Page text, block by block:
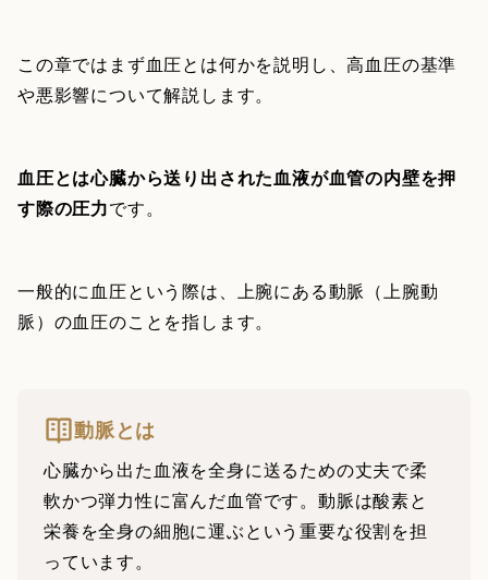
この章ではまず血圧とは何かを説明し、高血圧の基準
や悪影響について解説します。
血圧とは心臓から送り出された血液が血管の内壁を押
す際の圧力です。
一般的に血圧という際は、上腕にある動脈（上腕動
脈）の血圧のことを指します。
動脈とは
心臓から出た血液を全身に送るための丈夫で柔
軟かつ弾力性に富んだ血管です。動脈は酸素と
栄養を全身の細胞に運ぶという重要な役割を担
っています。